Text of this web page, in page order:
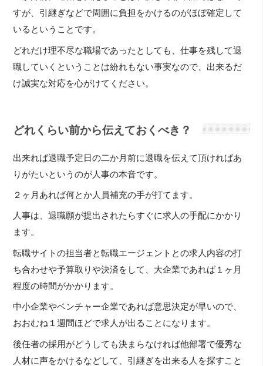
すが、引継ぎなどで周囲に負担をかけるのがほぼ確定して
いるということです。
どれだけ理不尽な職場であったとしても、仕事を残して退
職していくということは紛れもない事実なので、出来るだ
け誠実な対応を心がけてください。
どれくらい前から伝えておくべき？
出来れば退職予定日の二か月前に退職を伝えて頂ければあ
りがたいというのが人事の本音です。
２ヶ月あれば何とか人員補充の手が打てます。
人事は、退職願が提出されたらすぐに求人の手配にかかり
ます。
転職サイトの担当者と転職エージェントとの求人内容の打
ち合わせや予算取りや決済をして、大企業であれば１ヶ月
程度の時間がかかります。
中小企業やベンチャー企業であれば意思決定が早いので、
おおむね１週間ほどで求人が出ることになります。
後任者の採用がどうしても決まらなければ他部署で優秀な
人材に声をかけるなどして、引継ぎを出来る人を探すこと